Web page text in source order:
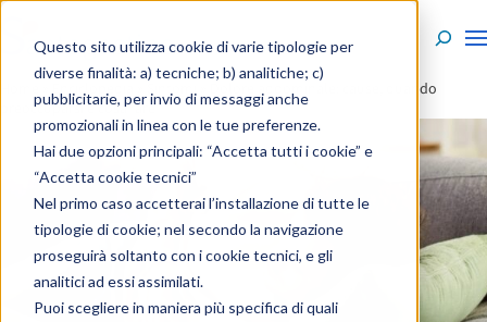
Questo sito utilizza cookie di varie tipologie per
diverse finalità: a) tecniche; b) analitiche; c)
pubblicitarie, per invio di messaggi anche
promozionali in linea con le tue preferenze.
Hai due opzioni principali: “Accetta tutti i cookie” e
“Accetta cookie tecnici”
Nel primo caso accetterai l’installazione di tutte le
tipologie di cookie; nel secondo la navigazione
proseguirà soltanto con i cookie tecnici, e gli
analitici ad essi assimilati.
Puoi scegliere in maniera più specifica di quali
»Enciclopedia Sintomi
Dolore addominale: cause, quando
preoccuparsi e cosa fare